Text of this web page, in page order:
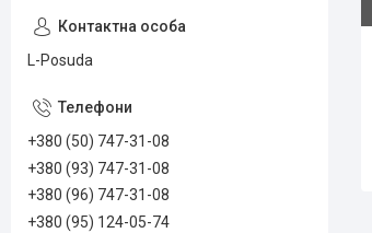
L-Posuda
+380 (50) 747-31-08
+380 (93) 747-31-08
+380 (96) 747-31-08
+380 (95) 124-05-74